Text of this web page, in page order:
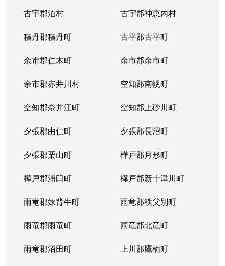
古宇郡泊村 古宇郡神恵内村
積丹郡積丹町 古平郡古平町
余市郡仁木町 余市郡余市町
余市郡赤井川村 空知郡南幌町
空知郡奈井江町 空知郡上砂川町
夕張郡由仁町 夕張郡長沼町
夕張郡栗山町 樺戸郡月形町
樺戸郡浦臼町 樺戸郡新十津川町
雨竜郡妹背牛町 雨竜郡秩父別町
雨竜郡雨竜町 雨竜郡北竜町
雨竜郡沼田町 上川郡鷹栖町